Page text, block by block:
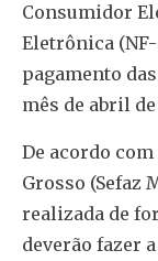
Consumidor
Eletrônica
pagamento
mês de abril de
De acordo com
Grosso (Sefaz
realizada de
deverão fazer